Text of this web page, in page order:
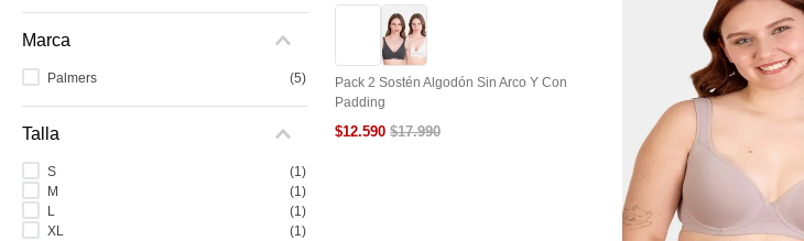
8.
sosten
9.
10
Marca
Palmers (5)
Talla
S (1 )
M
(1 )
L
(1 )
XL
(1 )
Pack 2 Sostén Algodón Sin Arco Y Con
Padding
$12.590 $17.990